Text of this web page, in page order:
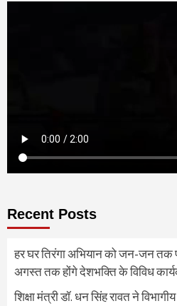
Recent Posts
हर घर तिरंगा अभियान को जन-जन
अगस्त तक होंगे देशभक्ति के विविध
शिक्षा मंत्री डॉ. धन सिंह रावत ने